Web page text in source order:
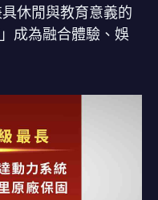
休閒與教育意義的
成為融合體驗、娛